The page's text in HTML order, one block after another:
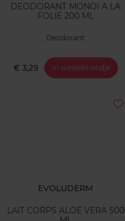
DEODORANT MONOI A LA
FOLIE 200 ML
Deodorant
€ 3,29 In winkelmandje
EVOLUDERM
LAIT CORPS ALOË VERA 500